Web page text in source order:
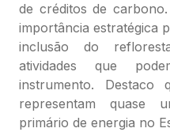
de créditos de
importância estratégica
inclusão do
atividades que
instrumento.
representam quase
primário de energia no